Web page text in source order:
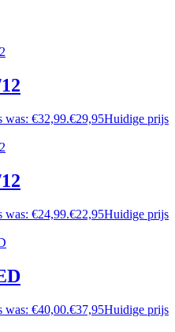
was: €32,99.€29,95Huidige prijs
was: €24,99.€22,95Huidige prijs
was: €40,00.€37,95Huidige prijs